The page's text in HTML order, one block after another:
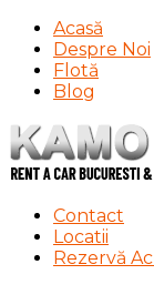
Acasă
Despre Noi
Flotă
Blog
Contact
Locatii
Rezervă